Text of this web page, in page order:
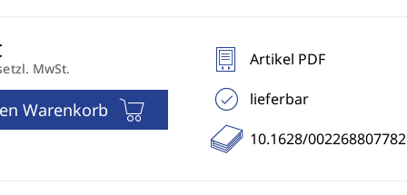
MwSt.
Warenkorb
Artikel PDF
lieferbar
10.1628/